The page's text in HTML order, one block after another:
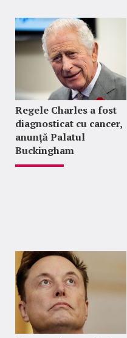
Regele Charles a fost
diagnosticat cu cancer,
anunță Palatul
Buckingham